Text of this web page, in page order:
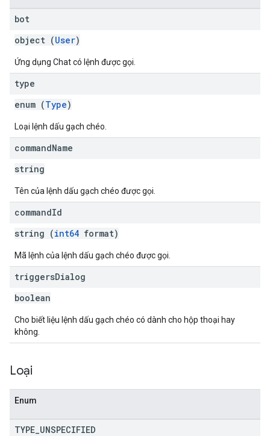
bot
object (User)
Ứng dụng Chat có lệnh được gọi.
type
enum (Type)
Loại lệnh dấu gạch chéo.
commandName
string
Tên của lệnh dấu gạch chéo được gọi.
commandId
string (int64 format)
Mã lệnh của lệnh dấu gạch chéo được gọi.
triggersDialog
boolean
Cho biết liệu lệnh dấu gạch chéo có dành cho hộp thoại hay
không.
Loại
Enum
TYPE UNSPECIFIED